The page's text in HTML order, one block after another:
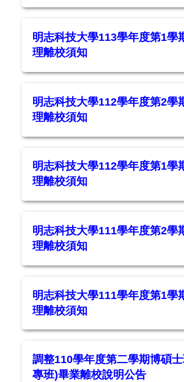
明志科技大學113學年度第1學
理離校須知
明志科技大學112學年度第2學
理離校須知
明志科技大學112學年度第1學
理離校須知
明志科技大學111學年度第2學
理離校須知
明志科技大學111學年度第1學
理離校須知
調整110學年度第二學期博碩
專班)畢業離校說明公告